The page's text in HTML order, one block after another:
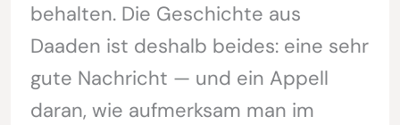
behalten. Die Geschichte aus
Daaden ist deshalb beides: eine sehr
gute Nachricht — und ein Appell
daran, wie aufmerksam man im